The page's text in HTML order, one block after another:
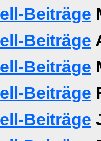
Beiträge
Beiträge
Beiträge
Beiträge
Beiträge